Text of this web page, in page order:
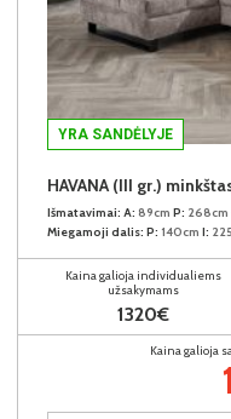
YRA SANDĖLYJE
HAVANA (III gr.)
Išmatavimai: A: 89cm P: 268cm
Miegamoji dalis: P: 140cm I:
Kaina galioja individualiems
užsakymams
1320€
Kaina galioja